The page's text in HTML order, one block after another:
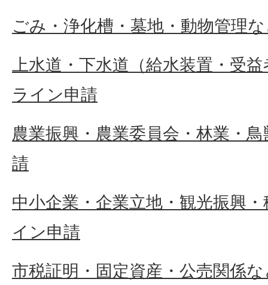
ごみ・浄化槽・墓地・動物管理
上水道・下水道（給水装置・受
ライン申請
農業振興・農業委員会・林業・
請
中小企業・企業立地・観光振興
イン申請
市税証明・固定資産・公売関係